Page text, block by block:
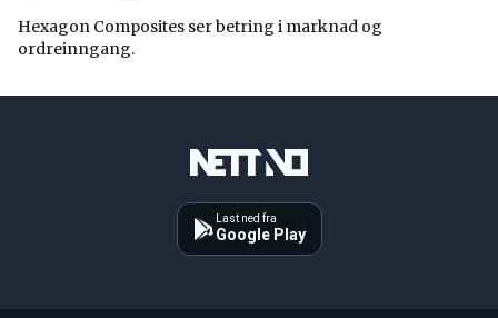
Hexagon Composites ser betring i marknad og
ordreinngang.
Last ned fra
Google Play